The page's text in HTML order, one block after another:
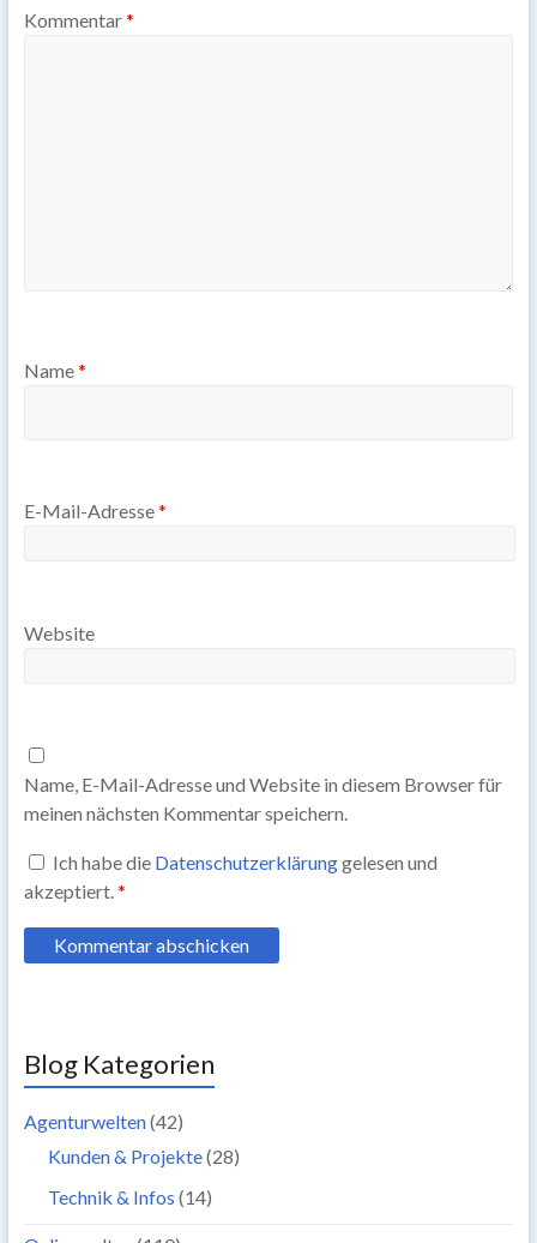
Kommentar*
Name*
E-Mail-Adresse*
Website
Name, E-Mail-Adresse und Website in diesem Browser für
meinen nächsten Kommentar speichern.
Ich habe die Datenschutzerklärunggelesen und
akzeptiert.*
Blog Kategorien
Agenturwelten(42)
Kunden & Projekte(28)
Technik & Infos (14)